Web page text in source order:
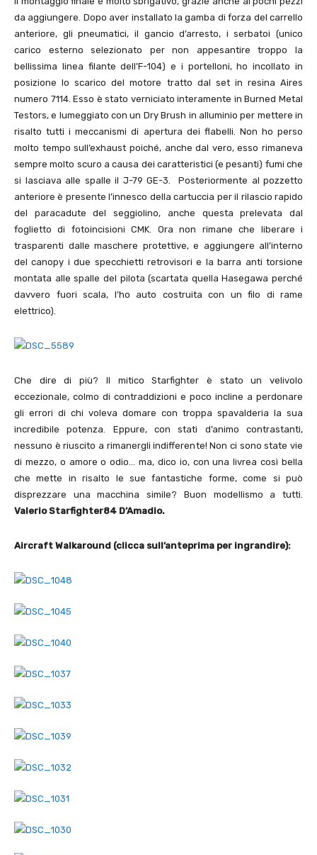
da aggiungere. Dopo aver installato la gamba di forza del carrello
anteriore, gli pneumatici, il gancio d’arresto, i serbatoi (unico
carico esterno selezionato per non appesantire troppo la
bellissima linea filante dell’F-104) e i portelloni, ho incollato in
posizione lo scarico del motore tratto dal set in resina Aires
numero 7114. Esso è stato verniciato interamente in Burned Metal
Testors, e lumeggiato con un Dry Brush in alluminio per mettere in
risalto tutti i meccanismi di apertura dei flabelli. Non ho perso
molto tempo sull’exhaust poiché, anche dal vero, esso rimaneva
sempre molto scuro a causa dei caratteristici (e pesanti) fumi che
si lasciava alle spalle il J-79 GE-3. Posteriormente al pozzetto
anteriore è presente l’innesco della cartuccia per il rilascio rapido
del paracadute del seggiolino, anche questa prelevata dal
foglietto di fotoincisioni CMK. Ora non rimane che liberare i
trasparenti dalle maschere protettive, e aggiungere all’interno
del canopy i due specchietti retrovisori e la barra anti torsione
montata alle spalle del pilota (scartata quella Hasegawa perché
davvero fuori scala, l’ho auto costruita con un filo di rame
elettrico).
Che dire di più? Il mitico Starfighter è stato un velivolo
eccezionale, colmo di contraddizioni e poco incline a perdonare
gli errori di chi voleva domare con troppa spavalderia la sua
incredibile potenza. Eppure, con stati d’animo contrastanti,
nessuno è riuscito a rimanergli indifferente! Non ci sono state vie
di mezzo, o amore o odio… ma, dico io, con una livrea così bella
che mette in risalto le sue fantastiche forme, come si può
disprezzare una macchina simile? Buon modellismo a tutti.
Valerio Starfighter84 D’Amadio.
Aircraft Walkaround (clicca sull’anteprima per ingrandire):